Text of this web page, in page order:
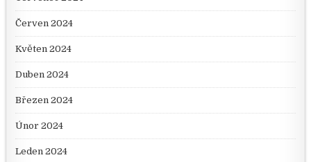
Červen 2024
Květen 2024
Duben 2024
Březen 2024
Únor 2024
Leden 2024